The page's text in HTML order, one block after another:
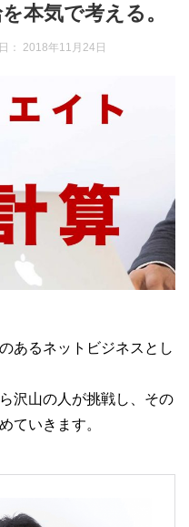
本気で考える。
2018年11月24日
あるネットビジネスとし
沢山の人が挑戦し、その
ていきます。